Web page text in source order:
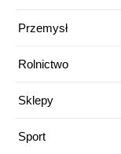
Przemysł
Rolnictwo
Sklepy
Sport